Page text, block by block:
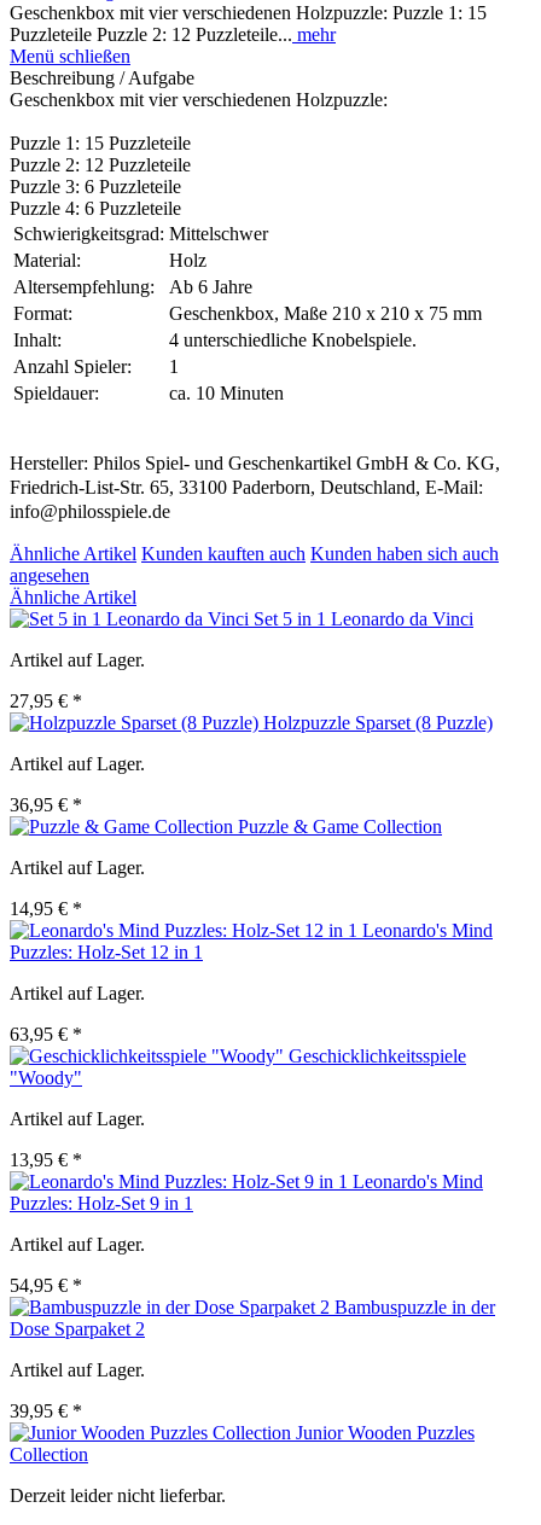
Geschenkbox mit vier verschiedenen Holzpuzzle: Puzzle 1: 15
Puzzleteile Puzzle 2: 12 Puzzleteile... mehr
Menü schließen
Beschreibung / Aufgabe
Geschenkbox mit vier verschiedenen Holzpuzzle:
Puzzle 1: 15 Puzzleteile
Puzzle 2: 12 Puzzleteile
Puzzle 3: 6 Puzzleteile
Puzzle 4: 6 Puzzleteile
Schwierigkeitsgrad: Mittelschwer
Material:
Holz
Altersempfehlung:
Ab 6 Jahre
Format:
Geschenkbox, Maße 210 x 210 x 75 mm
Inhalt:
4 unterschiedliche Knobelspiele.
Anzahl Spieler:
1
Spieldauer:
ca. 10 Minuten
Hersteller: Philos Spiel- und Geschenkartikel GmbH & Co. KG,
Friedrich-List-Str. 65, 33100 Paderborn, Deutschland, E-Mail:
info@philosspiele.de
Ähnliche Artikel Kunden kauften auch Kunden haben sich auch
angesehen
Ähnliche Artikel
Set 5 in 1 Leonardo da Vinci
Artikel auf Lager.
27,95 € *
Holzpuzzle Sparset (8 Puzzle)
Artikel auf Lager.
36,95 € *
Puzzle & Game Collection
Artikel auf Lager.
14,95 € *
Leonardo's Mind
Puzzles: Holz-Set 12 in 1
Artikel auf Lager.
63,95 € *
Geschicklichkeitsspiele
"Woody"
Artikel auf Lager.
13,95 € *
Leonardo's Mind
Puzzles: Holz-Set 9 in 1
Artikel auf Lager.
54,95 € *
Bambuspuzzle in der
Dose Sparpaket 2
Artikel auf Lager.
39,95 € *
Junior Wooden Puzzles
Collection
Derzeit leider nicht lieferbar.